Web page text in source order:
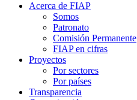
Acerca de FIAP
Somos
Patronato
Comisión Permanente
FIAP en cifras
Proyectos
Por sectores
Por países
Transparencia